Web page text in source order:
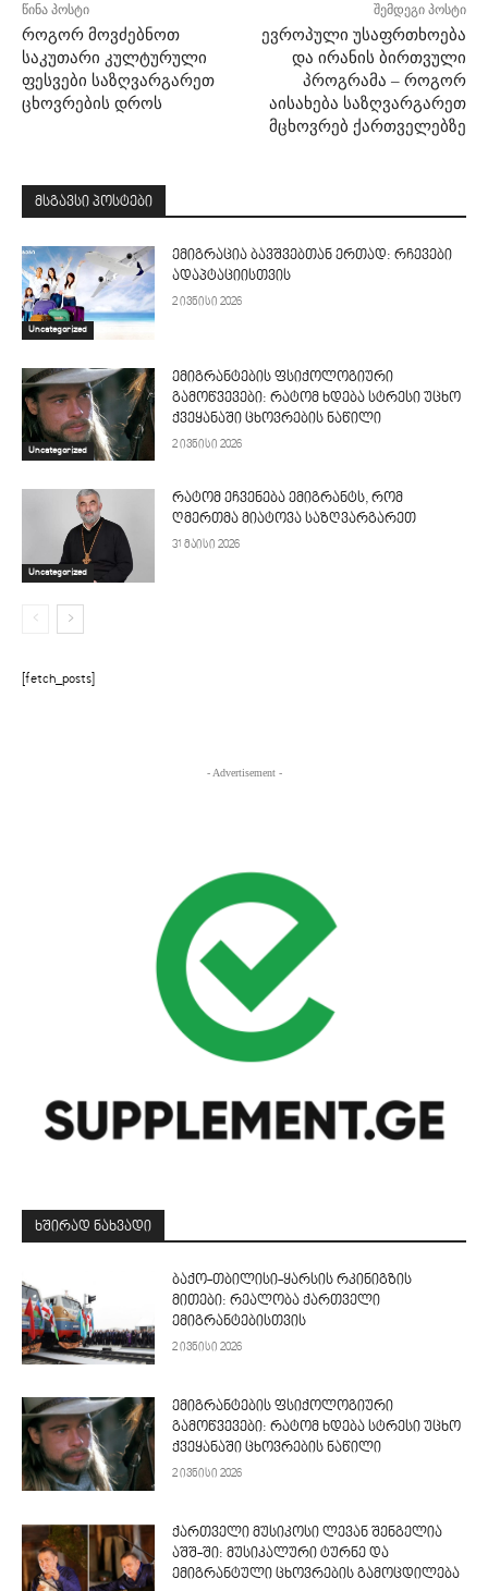
წინა პოსტი
როგორ მოვძებნოთ
საკუთარი კულტურული
ფესვები საზღვარგარეთ
ცხოვრების დროს
შემდეგი პოსტი
ევროპული უსაფრთხოება
და ირანის ბირთვული
პროგრამა – როგორ
აისახება საზღვარგარეთ
მცხოვრებ ქართველებზე
მსგავსი პოსტები
Uncategorized
ემიგრაცია ბავშვებთან ერთად: რჩევები
ადაპტაციისთვის
2 ივნისი 2026
Uncategorized
ემიგრანტების ფსიქოლოგიური
გამოწვევები: რატომ ხდება სტრესი უცხო
ქვეყანაში ცხოვრების ნაწილი
2 ივნისი 2026
Uncategorized
რატომ ეჩვენება ემიგრანტს, რომ
ღმერთმა მიატოვა საზღვარგარეთ
31 მაისი 2026
[fetch_posts]
- Advertisement -
ᲮᲨᲘᲠᲐᲓ ᲜᲐᲮᲕᲐᲓᲘ
ბაქო-თბილისი-ყარსის რკინიგზის
მითები: რეალობა ქართველი
ემიგრანტებისთვის
2 ივნისი 2026
ემიგრანტების ფსიქოლოგიური
გამოწვევები: რატომ ხდება სტრესი უცხო
ქვეყანაში ცხოვრების ნაწილი
2 ივნისი 2026
ქართველი მუსიკოსი ლევან შენგელია
აშშ-ში: მუსიკალური ტურნე და
ემიგრანტული ცხოვრების გამოცდილება